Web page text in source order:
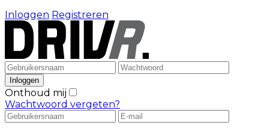
Inloggen Registreren
Onthoud mij
Wachtwoord vergeten?